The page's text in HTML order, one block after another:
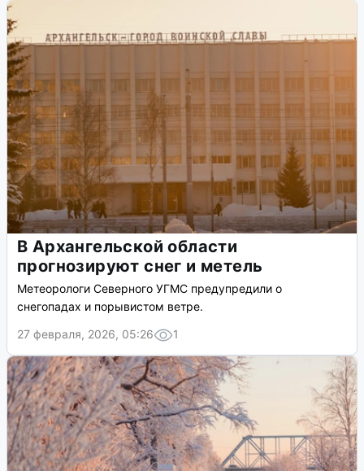
В Архангельской области
прогнозируют снег и метель
Метеорологи Северного УГМС предупредили о
снегопадах и порывистом ветре.
27 февраля, 2026, 05:26
1